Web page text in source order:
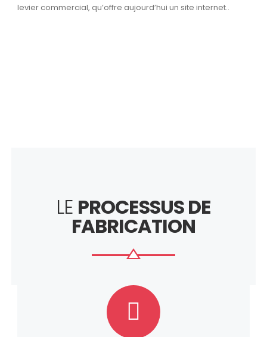
levier commercial, qu’offre aujourd’hui un site internet..
LE PROCESSUS DE
FABRICATION